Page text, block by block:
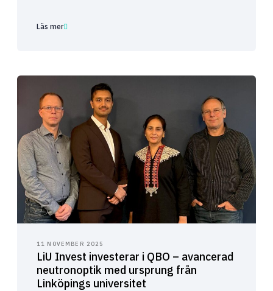
Läs mer
11 NOVEMBER 2025
LiU Invest investerar i QBO – avancerad
neutronoptik med ursprung från
Linköpings universitet